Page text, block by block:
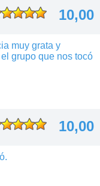
10,00
muy grata y
grupo que nos tocó
10,00